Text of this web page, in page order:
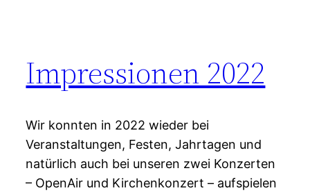
Impressionen 2022
Wir konnten in 2022 wieder bei
Veranstaltungen, Festen, Jahrtagen und
natürlich auch bei unseren zwei Konzerten
– OpenAir und Kirchenkonzert – aufspielen